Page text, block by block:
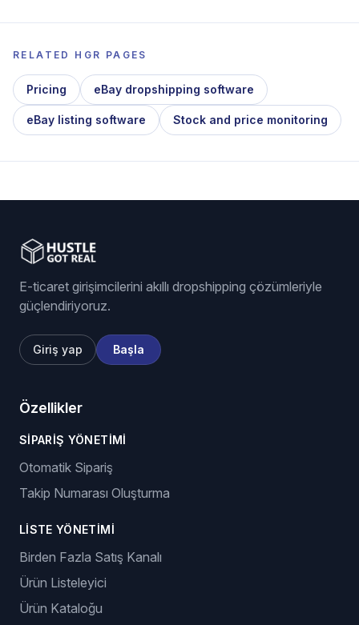
RELATED HGR PAGES
Pricing eBay dropshipping software
eBay listing software Stock and price monitoring
E-ticaret girişimcilerini akıllı dropshipping çözümleriyle
güçlendiriyoruz.
Giriş yap Başla
Özellikler
SIPARIŞ YÖNETIMI
Otomatik Sipariş
Takip Numarası Oluşturma
LISTE YÖNETIMI
Birden Fazla Satış Kanalı
Ürün Listeleyici
Ürün Kataloğu